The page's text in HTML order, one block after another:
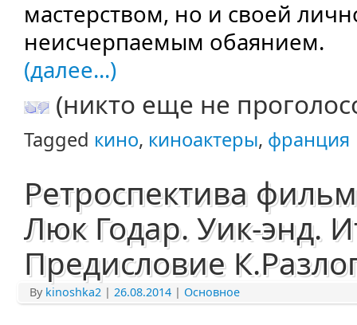
мастерством, но и своей
неисчерпаемым обаянием.
(далее...)
(никто еще не
Tagged кино, киноактеры, франция
Ретроспектива
Люк Годар. Уик-энд.
Предисловие
By kinoshka2 | 26.08.2014 | Основное